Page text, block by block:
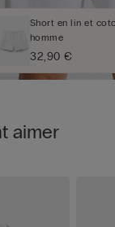
Short en lin et
homme
32,90 €
aimer